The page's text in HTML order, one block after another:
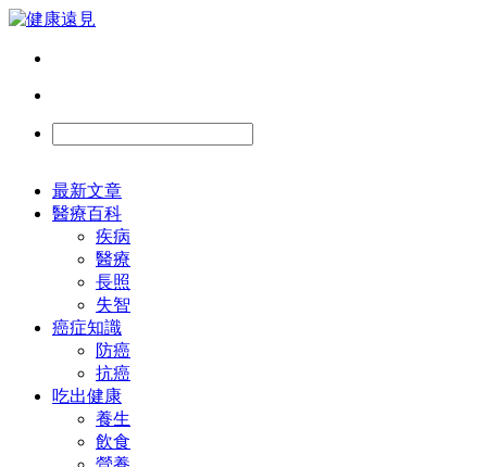
最新文章
醫療百科
疾病
醫療
長照
失智
癌症知識
防癌
抗癌
吃出健康
養生
飲食